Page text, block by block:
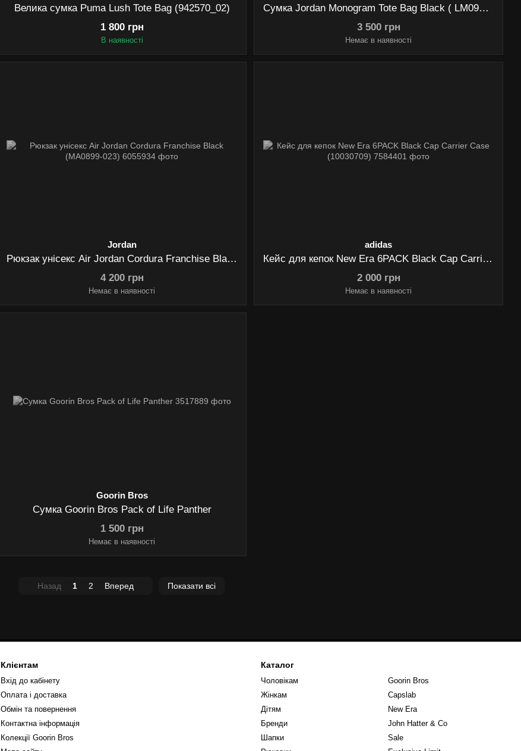
Велика сумка Puma Lush Tote Bag (942570_02)
1 800 грн
В наявності
Сумка Jordan Monogram Tote Bag Black ( LM0990-023)
3 500 грн
Немає в наявності
Jordan
Рюкзак унісекс Air Jordan Cordura Franchise Black (MA0899-023)
4 200 грн
Немає в наявності
adidas
Кейс для кепок New Era 6PACK Black Cap Carrier Case (10030709)
2 000 грн
Немає в наявності
Goorin Bros
Сумка Goorin Bros Pack of Life Panther
1 500 грн
Немає в наявності
Назад 1 2 Вперед Показати всі
Клієнтам
Вхід до кабінету
Оплата і доставка
Обмін та повернення
Контактна інформація
Колекції Goorin Bros
Каталог
Чоловікам
Жінкам
Дітям
Бренди
Шапки
Goorin Bros
Capslab
New Era
John Hatter & Co
Sale